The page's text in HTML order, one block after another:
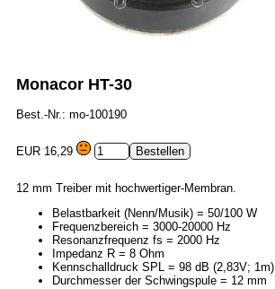
Monacor HT-30
Best.-Nr.: mo-100190
EUR 16,29
12 mm Treiber mit hochwertiger-Membran.
Belastbarkeit (Nenn/Musik) = 50/100 W
Frequenzbereich = 3000-20000 Hz
Resonanzfrequenz fs = 2000 Hz
Impedanz R = 8 Ohm
Kennschalldruck SPL = 98 dB (2,83V; 1m)
Durchmesser der Schwingspule = 12 mm